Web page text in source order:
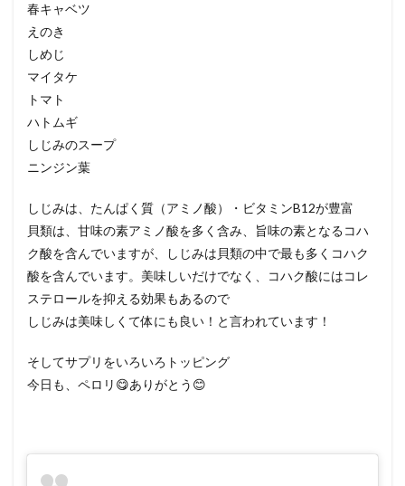
春キャベツ
えのき
しめじ
マイタケ
トマト
ハトムギ
しじみのスープ
ニンジン葉
しじみは、たんぱく質（アミノ酸）・ビタミンB12が豊富
貝類は、甘味の素アミノ酸を多く含み、旨味の素となるコハ
ク酸を含んでいますが、しじみは貝類の中で最も多くコハク
酸を含んでいます。美味しいだけでなく、コハク酸にはコレ
ステロールを抑える効果もあるので
しじみは美味しくて体にも良い！と言われています！
そしてサプリをいろいろトッピング
今日も、ペロリ😋ありがとう😊